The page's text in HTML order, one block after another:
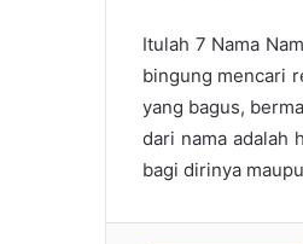
Itulah 7 Nama
bingung mencari
yang bagus,
dari nama adalah
bagi dirinya